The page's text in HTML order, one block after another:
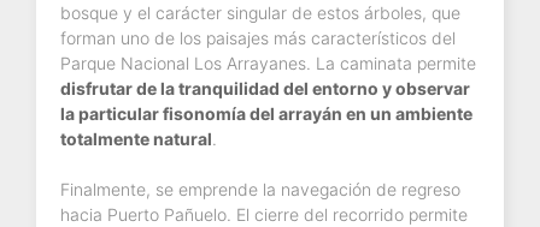
bosque y el carácter singular de estos árboles, que
forman uno de los paisajes más característicos del
Parque Nacional Los Arrayanes. La caminata permite
disfrutar de la tranquilidad del entorno y observar
la particular fisonomía del arrayán en un ambiente
totalmente natural
Finalmente, se emprende la navegación de regreso
hacia Puerto Pañuelo. El cierre del recorrido permite